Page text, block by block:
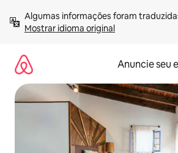
para
Mostrar idioma original
Anuncie seu